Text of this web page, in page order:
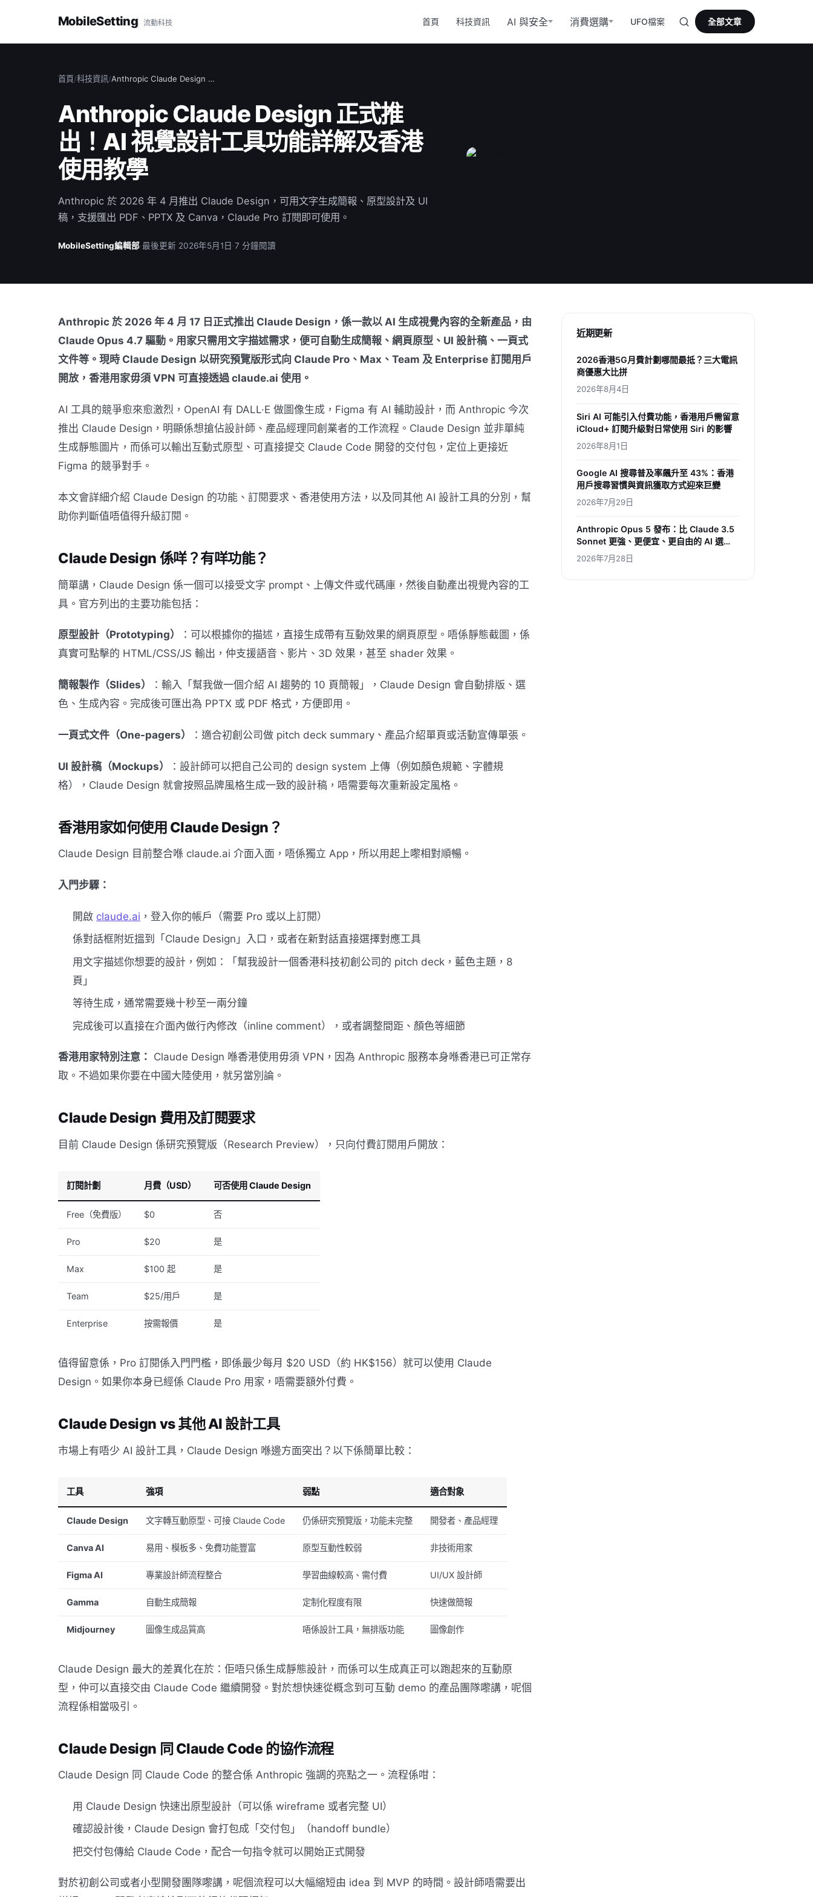
MobileSetting 流動科技 首頁 科技資訊 AI 與安全 消費選購 UFO檔案 全部文章
首頁/科技資訊/Anthropic Claude Design …
Anthropic Claude Design 正式推
出！AI 視覺設計工具功能詳解及香港
使用教學
Anthropic 於 2026 年 4 月推出 Claude Design，可用文字生成簡報、原型設計及 UI
稿，支援匯出 PDF、PPTX 及 Canva，Claude Pro 訂閱即可使用。
MobileSetting編輯部·最後更新 2026年5月1日 ·7 分鐘閱讀
Anthropic 於 2026 年 4 月 17 日正式推出 Claude Design，係一款以 AI 生成視覺內容的全新產品，由
Claude Opus 4.7 驅動。用家只需用文字描述需求，便可自動生成簡報、網頁原型、UI 設計稿、一頁式
文件等。現時 Claude Design 以研究預覽版形式向 Claude Pro、Max、Team 及 Enterprise 訂閱用戶
開放，香港用家毋須 VPN 可直接透過 claude.ai 使用。
AI 工具的競爭愈來愈激烈，OpenAI 有 DALL·E 做圖像生成，Figma 有 AI 輔助設計，而 Anthropic 今次
推出 Claude Design，明顯係想搶佔設計師、產品經理同創業者的工作流程。Claude Design 並非單純
生成靜態圖片，而係可以輸出互動式原型、可直接提交 Claude Code 開發的交付包，定位上更接近
Figma 的競爭對手。
本文會詳細介紹 Claude Design 的功能、訂閱要求、香港使用方法，以及同其他 AI 設計工具的分別，幫
助你判斷值唔值得升級訂閱。
Claude Design 係咩？有咩功能？
簡單講，Claude Design 係一個可以接受文字 prompt、上傳文件或代碼庫，然後自動產出視覺內容的工
具。官方列出的主要功能包括：
原型設計（Prototyping）
：可以根據你的描述，直接生成帶有互動效果的網頁原型。唔係靜態截圖，係
真實可點擊的 HTML/CSS/JS 輸出，仲支援語音、影片、3D 效果，甚至 shader 效果。
簡報製作（Slides）
：輸入「幫我做一個介紹 AI 趨勢的 10 頁簡報」，Claude Design 會自動排版、選
色、生成內容。完成後可匯出為 PPTX 或 PDF 格式，方便即用。
一頁式文件（One-pagers） ：適合初創公司做 pitch deck summary、產品介紹單頁或活動宣傳單張。
UI 設計稿（Mockups）
：設計師可以把自己公司的 design system 上傳（例如顏色規範、字體規
格），Claude Design 就會按照品牌風格生成一致的設計稿，唔需要每次重新設定風格。
香港用家如何使用 Claude Design？
Claude Design 目前整合喺 claude.ai 介面入面，唔係獨立 App，所以用起上嚟相對順暢。
入門步驟：
開啟 claude.ai ，登入你的帳戶（需要 Pro 或以上訂閱）
係對話框附近搵到「Claude Design」入口，或者在新對話直接選擇對應工具
用文字描述你想要的設計，例如：「幫我設計一個香港科技初創公司的 pitch deck，藍色主題，8
頁」
等待生成，通常需要幾十秒至一兩分鐘
完成後可以直接在介面內做行內修改（inline comment），或者調整間距、顏色等細節
香港用家特別注意： Claude Design 喺香港使用毋須 VPN，因為 Anthropic 服務本身喺香港已可正常存
取。不過如果你要在中國大陸使用，就另當別論。
Claude Design 費用及訂閱要求
目前 Claude Design 係研究預覽版（Research Preview），只向付費訂閱用戶開放：
訂閱計劃 月費（USD） 可否使用 Claude Design
Free（免費版） $0 否
Pro $20 是
Max $100 起 是
Team $25/用戶 是
Enterprise 按需報價 是
值得留意係，Pro 訂閱係入門門檻，即係最少每月 $20 USD（約 HK$156）就可以使用 Claude
Design。如果你本身已經係 Claude Pro 用家，唔需要額外付費。
Claude Design vs 其他 AI 設計工具
市場上有唔少 AI 設計工具，Claude Design 喺邊方面突出？以下係簡單比較：
工具 強項 弱點 適合對象
Claude Design 文字轉互動原型、可接 Claude Code 仍係研究預覽版，功能未完整 開發者、產品經理
Canva AI 易用、模板多、免費功能豐富 原型互動性較弱 非技術用家
Figma AI 專業設計師流程整合 學習曲線較高、需付費 UI/UX 設計師
Gamma 自動生成簡報 定制化程度有限 快速做簡報
Midjourney 圖像生成品質高 唔係設計工具，無排版功能 圖像創作
Claude Design 最大的差異化在於：佢唔只係生成靜態設計，而係可以生成真正可以跑起來的互動原
型，仲可以直接交由 Claude Code 繼續開發。對於想快速從概念到可互動 demo 的產品團隊嚟講，呢個
流程係相當吸引。
Claude Design 同 Claude Code 的協作流程
Claude Design 同 Claude Code 的整合係 Anthropic 強調的亮點之一。流程係咁：
用 Claude Design 快速出原型設計（可以係 wireframe 或者完整 UI）
確認設計後，Claude Design 會打包成「交付包」（handoff bundle）
把交付包傳給 Claude Code，配合一句指令就可以開始正式開發
對於初創公司或者小型開發團隊嚟講，呢個流程可以大幅縮短由 idea 到 MVP 的時間。設計師唔需要出
近期更新
2026香港5G月費計劃哪間最抵？三大電訊
商優惠大比拼
2026年8月4日
Siri AI 可能引入付費功能，香港用戶需留意
iCloud+ 訂閱升級對日常使用 Siri 的影響
2026年8月1日
Google AI 搜尋普及率飆升至 43%：香港
用戶搜尋習慣與資訊獲取方式迎來巨變
2026年7月29日
Anthropic Opus 5 發布：比 Claude 3.5
Sonnet 更強、更便宜、更自由的 AI 選
擇，香港用家如何受惠？
2026年7月28日